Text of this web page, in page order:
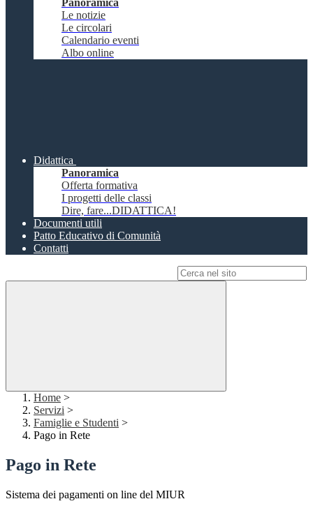
Panoramica
Le notizie
Le circolari
Calendario eventi
Albo online
Didattica
Panoramica
Offerta formativa
I progetti delle classi
Dire, fare...DIDATTICA!
Documenti utili
Patto Educativo di Comunità
Contatti
Home >
Servizi >
Famiglie e Studenti >
Pago in Rete
Pago in Rete
Sistema dei pagamenti on line del MIUR